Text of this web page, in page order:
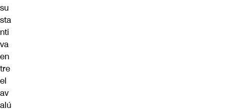
su
sta
nti
va
en
tre
el
av
alú